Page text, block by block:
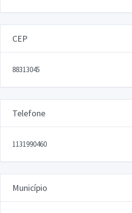
CEP
88313045
Telefone
1131990460
Município